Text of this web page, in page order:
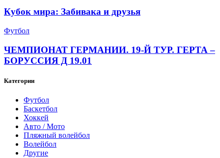
Кубок мира: Забивака и друзья
Футбол
ЧЕМПИОНАТ ГЕРМАНИИ. 19-Й ТУР. ГЕРТА –
БОРУССИЯ Д 19.01
Категории
Футбол
Баскетбол
Хоккей
Авто / Мото
Пляжный волейбол
Волейбол
Другие